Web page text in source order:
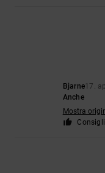
Bjarne17.
Anche
Mostra